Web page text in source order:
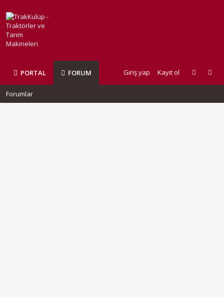
PORTAL FORUM Giriş yap Kayıt ol
Forumlar